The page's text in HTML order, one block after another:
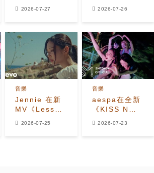
Back
MOMOKA of
HANA)》官方
MV
2026-07-27
KATSEYE新
2026-07-26
Jennie 在新
MV《Less
Than a
音樂
2026-07-25
aespa在全新
《KISS N
TELL》MV中
音樂
2026-07-23